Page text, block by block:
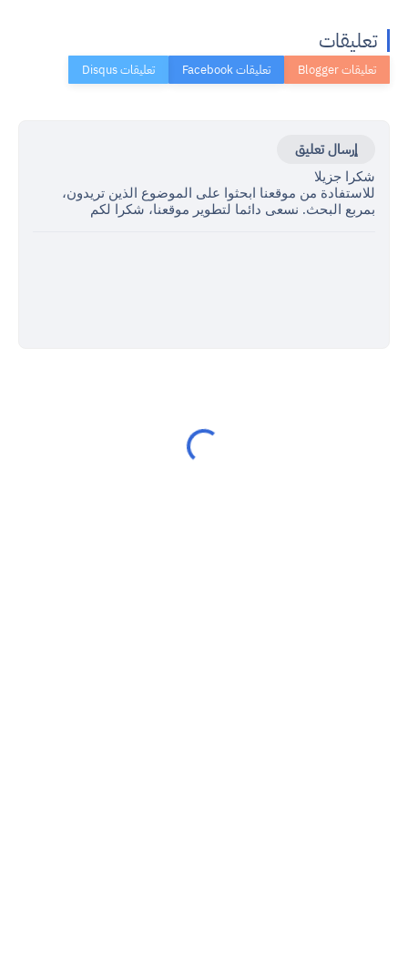
تعليقات
إرسال تعليق
شكرا جزيلا
للاستفادة من موقعنا ابحثوا على الموضوع الذين تريدون،
بمربع البحث. نسعى دائما لتطوير موقعنا، شكرا لكم